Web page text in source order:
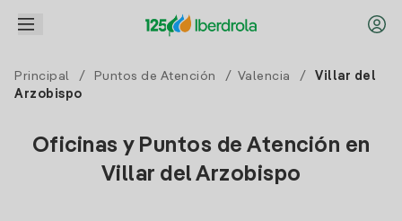
Principal / Puntos de Atención / Valencia /
Villar del
Arzobispo
Oficinas y Puntos de Atención en
Villar del Arzobispo